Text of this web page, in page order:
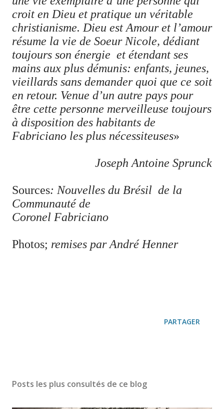
croit en Dieu et pratique un véritable
christianisme. Dieu est Amour et l’amour
résume la vie de Soeur Nicole, dédiant
toujours son énergie et étendant ses
mains aux plus démunis: enfants, jeunes,
vieillards sans demander quoi que ce soit
en retour. Venue d’un autre pays pour
être cette personne merveilleuse toujours
à disposition des habitants de
Fabriciano les plus nécessiteuses»
Joseph Antoine Sprunck
Sources: Nouvelles du Brésil de la
Communauté de
Coronel Fabriciano
Photos; remises par André Henner
PARTAGER
Posts les plus consultés de ce blog